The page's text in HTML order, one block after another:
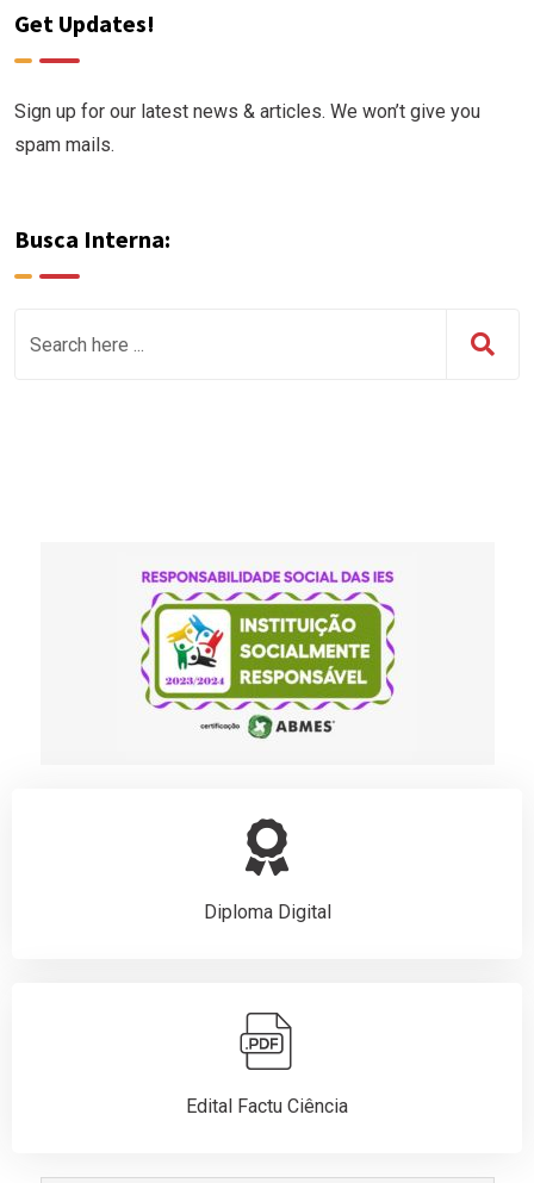
Get Updates!
Sign up for our latest news & articles. We won’t give you
spam mails.
Busca Interna:
Diploma Digital
Edital Factu Ciência